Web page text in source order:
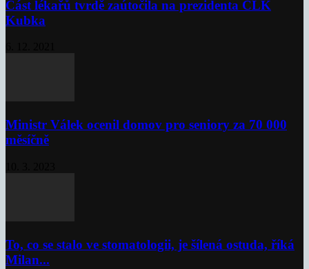
Část lékařů tvrdě zaútočila na prezidenta ČLK
Kubka
Ministr Válek ocenil domov pro seniory za 70 000
měsíčně
To, co se stalo ve stomatologii, je šílená ostuda, říká
Milan...